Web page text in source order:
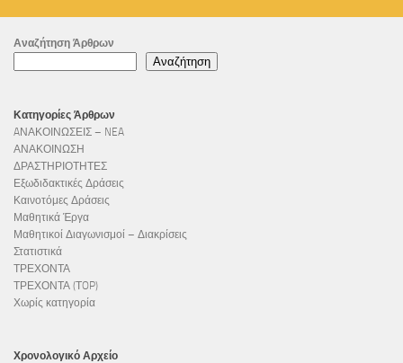
Αναζήτηση Άρθρων
Αναζήτηση
Κατηγορίες Άρθρων
AΝΑΚΟΙΝΩΣΕΙΣ – NEA
ΑΝΑΚΟΙΝΩΣΗ
ΔΡΑΣΤΗΡΙΟΤΗΤΕΣ
Εξωδιδακτικές Δράσεις
Καινοτόμες Δράσεις
Μαθητικά Έργα
Μαθητικοί Διαγωνισμοί – Διακρίσεις
Στατιστικά
ΤΡΕΧΟΝΤΑ
ΤΡΕΧΟΝΤΑ (ΤOP)
Χωρίς κατηγορία
Χρονολογικό Αρχείο